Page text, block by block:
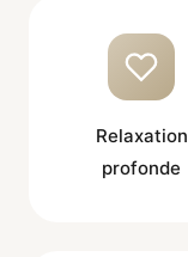
Relaxation
profonde